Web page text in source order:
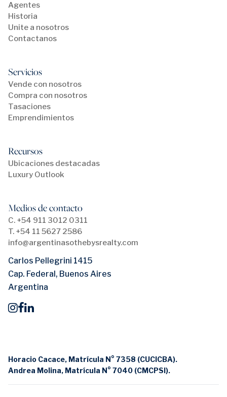
Agentes
Historia
Unite a nosotros
Contactanos
Servicios
Vende con nosotros
Compra con nosotros
Tasaciones
Emprendimientos
Recursos
Ubicaciones destacadas
Luxury Outlook
Medios de contacto
C. +54 911 3012 0311
T. +54 11 5627 2586
info@argentinasothebysrealty.com
Carlos Pellegrini 1415
Cap. Federal, Buenos Aires
Argentina
Horacio Cacace, Matrícula N° 7358 (CUCICBA).
Andrea Molina, Matrícula N° 7040 (CMCPSI).